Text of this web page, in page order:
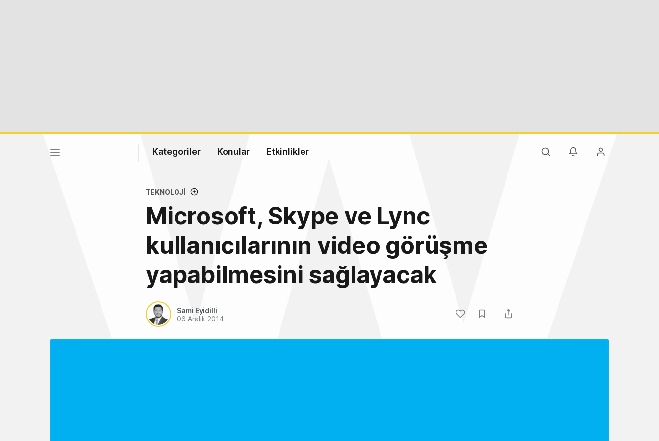
Kategoriler Konular Etkinlikler
TEKNOLOJI
Microsoft, Skype ve Lync
kullanıcılarının video görüşme
yapabilmesini sağlayacak
Sami Eyidilli
06 Aralık 2014